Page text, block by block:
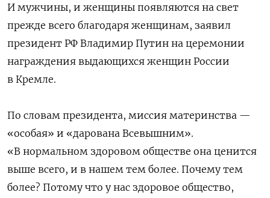
И мужчины, и женщины появляются на свет
прежде всего благодаря женщинам, заявил
президент РФ Владимир Путин на церемонии
награждения выдающихся женщин России
в Кремле.
По словам президента, миссия материнства —
«особая» и «дарована Всевышним».
«В нормальном здоровом обществе она ценится
выше всего, и в нашем тем более. Почему тем
более? Потому что у нас здоровое общество,